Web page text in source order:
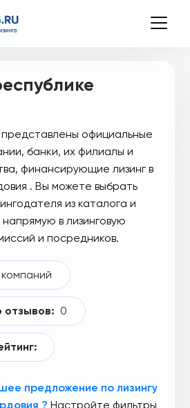
официальные
банки, их филиалы и
финансирующие лизинг в
. Вы можете выбрать
из каталога и
напрямую в лизинговую
и посредников.
компаний
отзывов: 0
предложение по лизингу
? Настройте фильтры